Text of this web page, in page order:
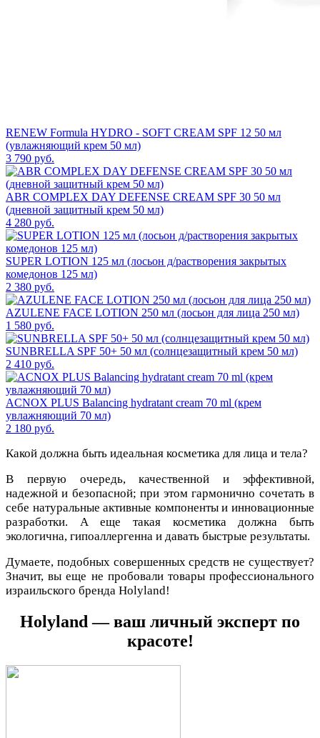
RENEW Formula HYDRO - SOFT CREAM SPF 12 50 мл
(увлажняющий крем 50 мл)
3 790 руб.
ABR COMPLEX DAY DEFENSE CREAM SPF 30 50 мл
(дневной защитный крем 50 мл)
4 280 руб.
SUPER LOTION 125 мл (лосьон д/растворения закрытых
комедонов 125 мл)
2 380 руб.
AZULENE FACE LOTION 250 мл (лосьон для лица 250 мл)
1 580 руб.
SUNBRELLA SPF 50+ 50 мл (солнцезащитный крем 50 мл)
2 410 руб.
ACNOX PLUS Balancing hydratant cream 70 ml (крем
увлажняющий 70 мл)
2 180 руб.
Какой должна быть идеальная косметика для лица и тела?
В первую очередь, качественной и эффективной,
надежной и безопасной; при этом гармонично сочетать в
себе натуральные активные компоненты и инновационные
разработки. А еще такая косметика должна быть
экологична, гипоаллергенна и давать быстрые результаты.
Думаете, подобных совершенных средств не существует?
Значит, вы еще не пробовали товары профессионального
израильского бренда Holyland!
Holyland — ваш личный эксперт по
красоте!